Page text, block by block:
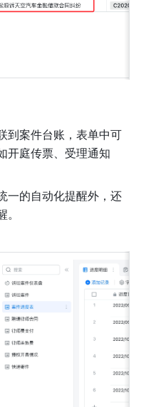
到案件台账，表单中可
开庭传票、受理通知
一的自动化提醒外，还
。